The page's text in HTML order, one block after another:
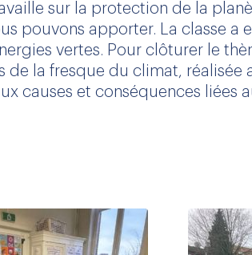
sur la protection de la
pouvons apporter. La classe a
vertes. Pour clôturer le
la fresque du climat, réalisée
causes et conséquences liées